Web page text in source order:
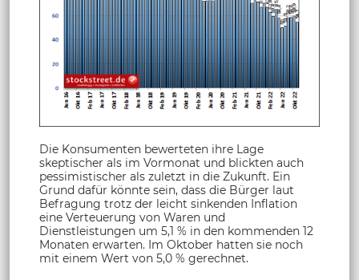
Die Konsumenten bewerteten ihre Lage
skeptischer als im Vormonat und blickten auch
pessimistischer als zuletzt in die Zukunft. Ein
Grund dafür könnte sein, dass die Bürger laut
Befragung trotz der leicht sinkenden Inflation
eine Verteuerung von Waren und
Dienstleistungen um 5,1 % in den kommenden 12
Monaten erwarten. Im Oktober hatten sie noch
mit einem Wert von 5,0 % gerechnet.